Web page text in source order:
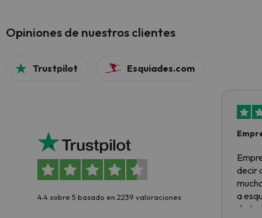
Opiniones de nuestros clientes
Trustpilot Esquiades.com
4.4 sobre 5 basado en 2239 valoraciones
decir
a
de